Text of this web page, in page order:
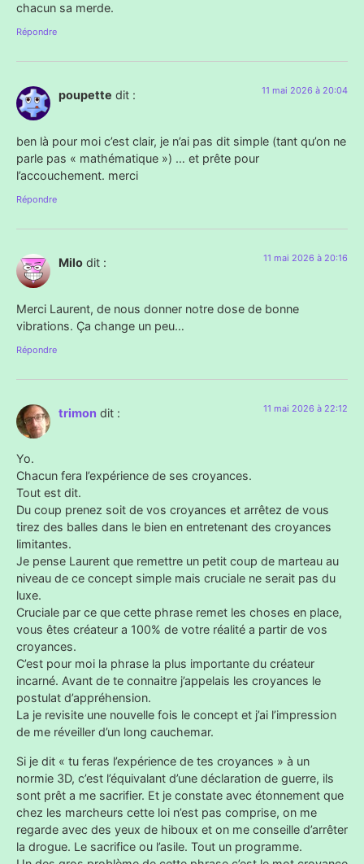
chacun sa merde.
Répondre
poupette dit : 11 mai 2026 à 20:04
ben là pour moi c’est clair, je n’ai pas dit simple (tant qu’on ne
parle pas « mathématique ») … et prête pour
l’accouchement. merci
Répondre
Milo dit : 11 mai 2026 à 20:16
Merci Laurent, de nous donner notre dose de bonne
vibrations. Ça change un peu…
Répondre
trimon dit : 11 mai 2026 à 22:12
Yo.
Chacun fera l’expérience de ses croyances.
Tout est dit.
Du coup prenez soit de vos croyances et arrêtez de vous
tirez des balles dans le bien en entretenant des croyances
limitantes.
Je pense Laurent que remettre un petit coup de marteau au
niveau de ce concept simple mais cruciale ne serait pas du
luxe.
Cruciale par ce que cette phrase remet les choses en place,
vous êtes créateur a 100% de votre réalité a partir de vos
croyances.
C’est pour moi la phrase la plus importante du créateur
incarné. Avant de te connaitre j’appelais les croyances le
postulat d’appréhension.
La je revisite une nouvelle fois le concept et j’ai l’impression
de me réveiller d’un long cauchemar.
Si je dit « tu feras l’expérience de tes croyances » à un
normie 3D, c’est l’équivalant d’une déclaration de guerre, ils
sont prêt a me sacrifier. Et je constate avec étonnement que
chez les marcheurs cette loi n’est pas comprise, on me
regarde avec des yeux de hiboux et on me conseille d’arrêter
la drogue. Le sacrifice ou l’asile. Tout un programme.